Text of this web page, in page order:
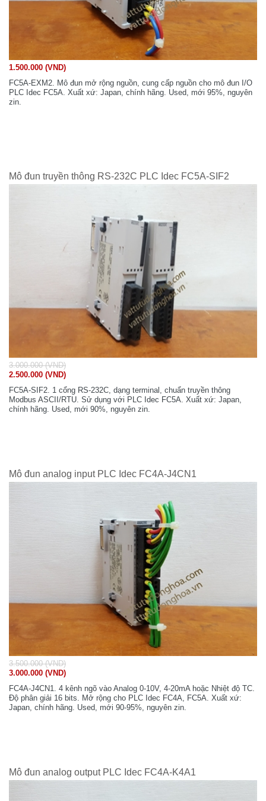
1.500.000 (VND)
FC5A-EXM2. Mô đun mở rộng nguồn, cung cấp nguồn cho mô đun I/O
PLC Idec FC5A. Xuất xứ: Japan, chính hãng. Used, mới 95%, nguyên
zin.
Mô đun truyền thông RS-232C PLC Idec FC5A-SIF2
3.000.000 (VND)
2.500.000 (VND)
FC5A-SIF2. 1 cổng RS-232C, dạng terminal, chuẩn truyền thông
Modbus ASCII/RTU. Sử dụng với PLC Idec FC5A. Xuất xứ: Japan,
chính hãng. Used, mới 90%, nguyên zin.
Mô đun analog input PLC Idec FC4A-J4CN1
3.500.000 (VND)
3.000.000 (VND)
FC4A-J4CN1. 4 kênh ngõ vào Analog 0-10V, 4-20mA hoặc Nhiệt độ TC.
Độ phân giải 16 bits. Mở rộng cho PLC Idec FC4A, FC5A. Xuất xứ:
Japan, chính hãng. Used, mới 90-95%, nguyên zin.
Mô đun analog output PLC Idec FC4A-K4A1